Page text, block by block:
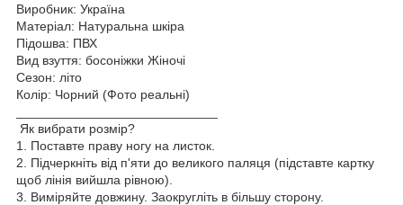
Виробник: Україна
Матеріал: Натуральна шкіра
Підошва: ПВХ
Вид взуття: босоніжки Жіночі
Сезон: літо
Колір: Чорний (Фото реальні)
Як вибрати розмір?
1. Поставте праву ногу на листок.
2. Підчеркніть від п'яти до великого паляця (підставте картку
щоб лінія вийшла рівною).
3. Виміряйте довжину. Заокругліть в більшу сторону.